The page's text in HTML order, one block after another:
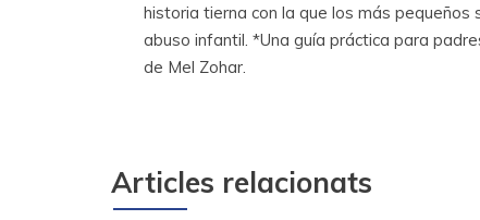
historia tierna con la que los más
abuso infantil. *Una guía práctica para
de Mel Zohar.
Articles relacionats